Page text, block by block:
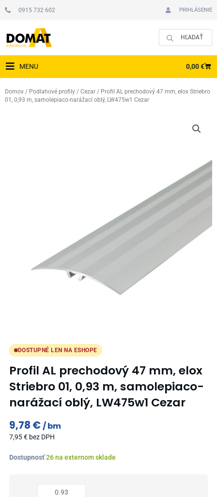
0915 732 602 PRIHLÁSENIE
MENU 0,00€
Domov / Podlahové profily / Cezar / Profil AL prechodový 47 mm, elox Striebro
01, 0,93 m, samolepiaco-narážací oblý, LW475w1 Cezar
DOSTUPNÉ LEN NA ESHOPE
Profil AL prechodový 47 mm, elox
Striebro 01, 0,93 m, samolepiaco-
narážací oblý, LW475w1 Cezar
9,78 € bm
7,95€ bez DPH
Dostupnosť26 na externom sklade
množstvo